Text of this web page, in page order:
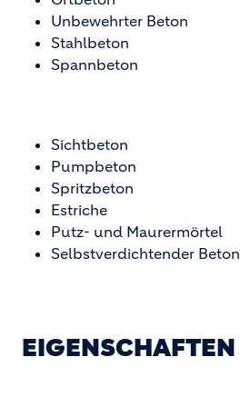
Unbewehrter Beton
Stahlbeton
Spannbeton
Sichtbeton
Pumpbeton
Spritzbeton
Estriche
Putz- und Maurermörtel
Selbstverdichtender Beton
EIGENSCHAFTEN